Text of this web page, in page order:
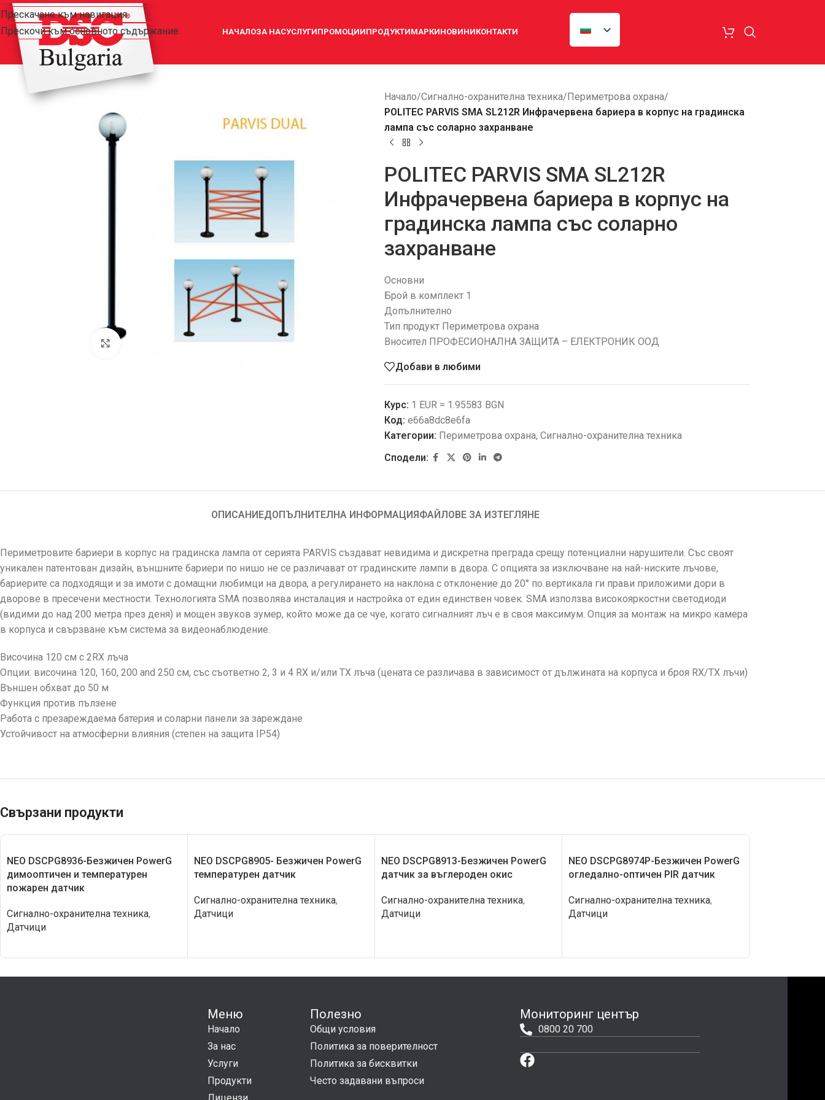
Прескачане към навигация
Прескочи към основното съдържание
НАЧАЛОЗА НАСУСЛУГИПРОМОЦИИПРОДУКТИМАРКИНОВИНИКОНТАКТИ
Увеличи
Начало/Сигнално-охранителна техника/Периметрова охрана/
POLITEC PARVIS SMA SL212R Инфрачервена бариера в корпус на градинска
лампа със соларно захранване
POLITEC PARVIS SMA SL212R
Инфрачервена бариера в корпус на
градинска лампа със соларно
захранване
Основни
Брой в комплект 1
Допълнително
Тип продукт Периметрова охрана
Вносител ПРОФЕСИОНАЛНА ЗАЩИТА – ЕЛЕКТРОНИК ООД
Добави в любими
Курс: 1 EUR = 1.95583 BGN
Код: e66a8dc8e6fa
Категории: Периметрова охрана, Сигнално-охранителна техника
Сподели:
ОПИСАНИЕДОПЪЛНИТЕЛНА ИНФОРМАЦИЯФАЙЛОВЕ ЗА ИЗТЕГЛЯНЕ
Периметровите бариери в корпус на градинска лампа от серията PARVIS създават невидима и дискретна преграда срещу потенциални нарушители. Със своят
уникален патентован дизайн, външните бариери по нишо не се различават от градинските лампи в двора. С опцията за изключване на най-ниските лъчове,
бариерите са подходящи и за имоти с домащни любимци на двора, а регулирането на наклона с отклонение до 20° по вертикала ги прави приложими дори в
дворове в пресечени местности. Технологията SMA позволява инсталация и настройка от един единствен човек. SMA използва високояркостни светодиоди
(видими до над 200 метра през деня) и мощен звуков зумер, който може да се чуе, когато сигналният лъч е в своя максимум. Опция за монтаж на микро камера
в корпуса и свързване към система за видеонаблюдение.
Височина 120 см с 2RX лъча
Опции: височина 120, 160, 200 and 250 см, със съответно 2, 3 и 4 RX и/или TX лъча (цената се различава в зависимост от дължината на корпуса и броя RX/TX лъчи)
Външен обхват до 50 м
Функция против пълзене
Работа с презареждаема батерия и соларни панели за зареждане
Устойчивост на атмосферни влияния (степен на защита IP54)
Свързани продукти
NEO DSCPG8936-Безжичен PowerG
димооптичен и температурен
пожарен датчик
Сигнално-охранителна техника,
Датчици
NEO DSCPG8905- Безжичен PowerG
температурен датчик
Сигнално-охранителна техника,
Датчици
NEO DSCPG8913-Безжичен PowerG
датчик за въглероден окис
Сигнално-охранителна техника,
Датчици
NEO DSCPG8974P-Безжичен PowerG
огледално-оптичен PIR датчик
Сигнално-охранителна техника,
Датчици
Меню
Начало
За нас
Услуги
Продукти
Полезно
Общи условия
Политика за поверителност
Политика за бисквитки
Често задавани въпроси
Мониторинг център
0800 20 700